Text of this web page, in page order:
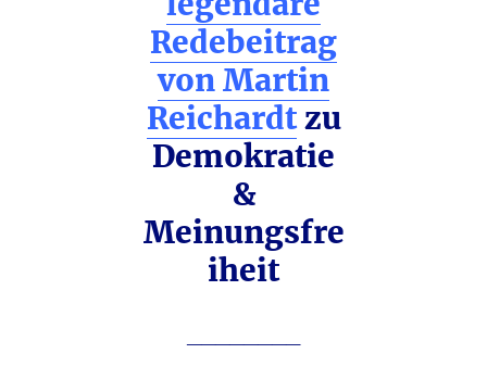
Redebeitrag
von Martin
Reichardtzu
Demokratie
&
Meinungsfre
iheit